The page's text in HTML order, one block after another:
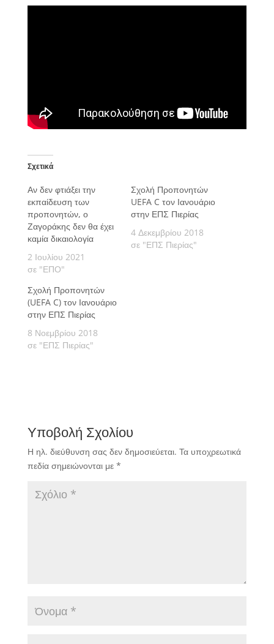
Σχετικά
Αν δεν φτιάξει την
εκπαίδευση των
προπονητών, ο
Ζαγοράκης δεν θα έχει
καμία δικαιολογία
2 Ιουλίου 2021
σε "ΕΠΟ"
Σχολή Προπονητών
UEFA C τον Ιανουάριο
στην ΕΠΣ Πιερίας
4 Δεκεμβρίου 2018
σε "ΕΠΣ Πιερίας"
Σχολή Προπονητών
(UEFA C) τον Ιανουάριο
στην ΕΠΣ Πιερίας
8 Νοεμβρίου 2018
σε "ΕΠΣ Πιερίας"
Υποβολή Σχολίου
Η ηλ. διεύθυνση σας δεν δημοσιεύεται. Τα υποχρεωτικά
πεδία σημειώνονται με *